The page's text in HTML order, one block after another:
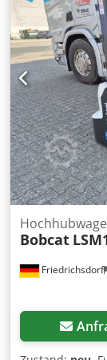
Gabelbreite:
Dszsha
Bereifung
Zustand: 80 -
Bereifung
Batterie Ah:
Batterie
Aquamatik für
Friedrichsdorf
Bobcat